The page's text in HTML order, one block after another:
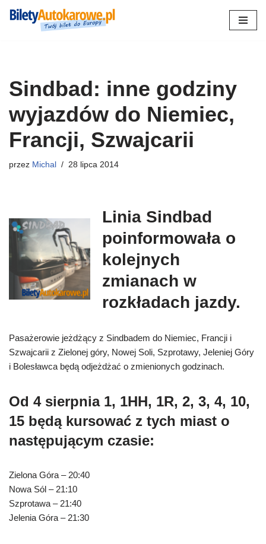
Sindbad: inne godziny
wyjazdów do Niemiec,
Francji, Szwajcarii
przez Michal 28 lipca 2014
Linia Sindbad
poinformowała o
kolejnych
zmianach w
rozkładach jazdy.
Pasażerowie jeżdżący z Sindbadem do Niemiec, Francji i
Szwajcarii z Zielonej góry, Nowej Soli, Szprotawy, Jeleniej Góry
i Bolesławca będą odjeżdżać o zmienionych godzinach.
Od 4 sierpnia 1, 1HH, 1R, 2, 3, 4, 10,
15 będą kursować z tych miast o
następującym czasie:
Zielona Góra – 20:40
Nowa Sól – 21:10
Szprotawa – 21:40
Jelenia Góra – 21:30